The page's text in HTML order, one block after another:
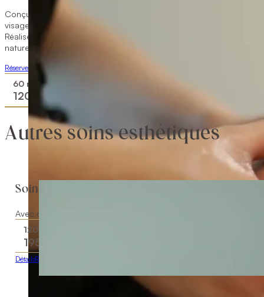
Conçu pour répondre à des besoins spécifiques, ce soin du
visage unique ravive l’éclat, illumine le teint et apaise la peau.
Réalisé avec des ingrédients biologiques pour une expérience
naturelle et respectueuse de votre peau.
Réserver
60 minutes
120
Autres soins esthétiques
Soin visage d’exception
Avec ce soin unique, découvrez le summum de la
120 minutes
195
DétailsRéserver